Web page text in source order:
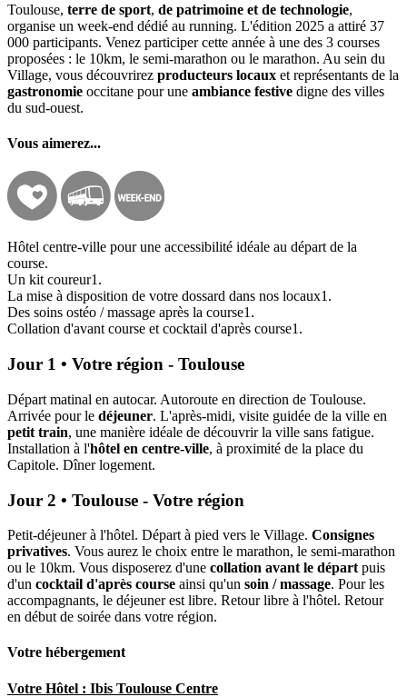
Toulouse, terre de sport, de patrimoine et de technologie,
organise un week-end dédié au running. L'édition 2025 a attiré 37
000 participants. Venez participer cette année à une des 3 courses
proposées : le 10km, le semi-marathon ou le marathon. Au sein du
Village, vous découvrirez producteurs locaux et représentants de la
gastronomie occitane pour une ambiance festive digne des villes
du sud-ouest.
Vous aimerez...
Hôtel centre-ville pour une accessibilité idéale au départ de la
course.
Un kit coureur1.
La mise à disposition de votre dossard dans nos locaux1.
Des soins ostéo / massage après la course1.
Collation d'avant course et cocktail d'après course1.
Jour 1 • Votre région - Toulouse
Départ matinal en autocar. Autoroute en direction de Toulouse.
Arrivée pour le déjeuner. L'après-midi, visite guidée de la ville en
petit train, une manière idéale de découvrir la ville sans fatigue.
Installation à l'hôtel en centre-ville, à proximité de la place du
Capitole. Dîner logement.
Jour 2 • Toulouse - Votre région
Petit-déjeuner à l'hôtel. Départ à pied vers le Village. Consignes
privatives. Vous aurez le choix entre le marathon, le semi-marathon
ou le 10km. Vous disposerez d'une collation avant le départ puis
d'un cocktail d'après course ainsi qu'un soin / massage. Pour les
accompagnants, le déjeuner est libre. Retour libre à l'hôtel. Retour
en début de soirée dans votre région.
Votre hébergement
Votre Hôtel : Ibis Toulouse Centre